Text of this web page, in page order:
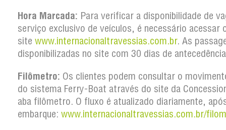
Hora Marcada: Para verificar a disponibilidade de
serviço exclusivo de veículos, é necessário acessar
site www.internacionaltravessias.com.br. As
disponibilizadas no site com 30 dias de
Filômetro: Os clientes podem consultar o
do sistema Ferry-Boat através do site da
aba filômetro. O fluxo é atualizado diariamente,
embarque: www.internacionaltravessias.com.br/